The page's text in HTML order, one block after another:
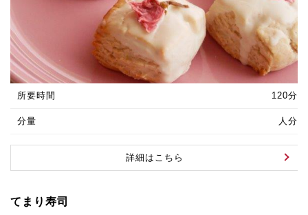
所要時間 120分
分量 人分
詳細はこちら
てまり寿司